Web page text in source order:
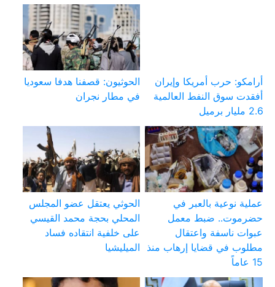
أرامكو: حرب أمريكا وإيران
أفقدت سوق النفط العالمية
2.6 مليار برميل
الحوثيون: قصفنا هدفا سعوديا
في مطار نجران
عملية نوعية بالعبر في
حضرموت.. ضبط معمل
عبوات ناسفة واعتقال
مطلوب في قضايا إرهاب منذ
15 عاماً
الحوثي يعتقل عضو المجلس
المحلي بحجة محمد القيسي
على خلفية انتقاده فساد
الميليشيا